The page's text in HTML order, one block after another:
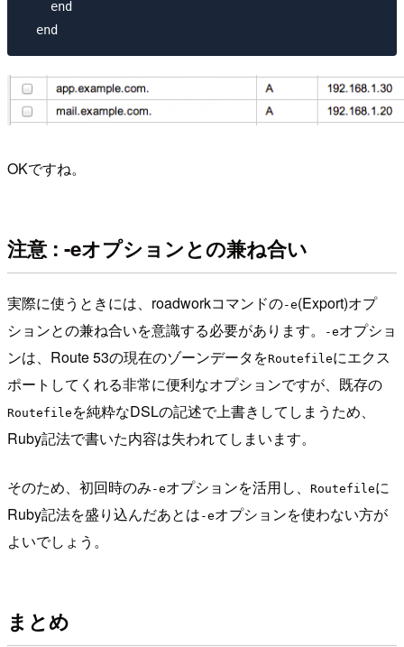
    end
OKですね。
注意 : -eオプションとの兼ね合い
実際に使うときには、roadworkコマンドの-e(Export)オプ
ションとの兼ね合いを意識する必要があります。
-eオプショ
ンは、Route 53の現在のゾーンデータをRoutefileにエクス
ポートしてくれる非常に便利なオプションですが、既存の
Routefile を純粋なDSLの記述で上書きしてしまうため、
Ruby記法で書いた内容は失われてしまいます。
そのため、初回時のみ -eオプションを活用し、 Routefileに
Ruby記法を盛り込んだあとは -eオプションを使わない方が
よいでしょう。
まとめ